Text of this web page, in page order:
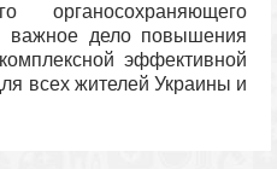
органосохраняющего
дело повышения
эффективной
всех жителей Украины и